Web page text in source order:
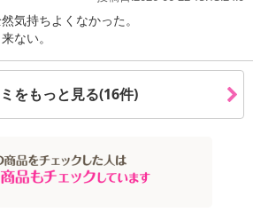
気持ちよくなかった。
ない。
をもっと見る(16件)